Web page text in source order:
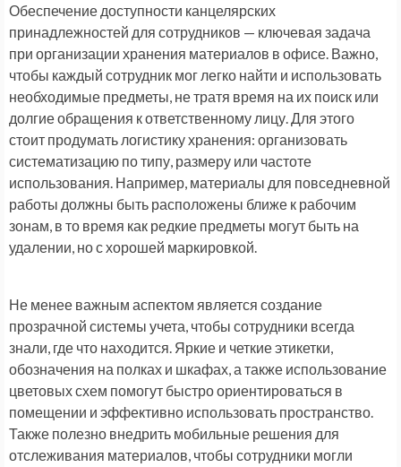
Обеспечение доступности канцелярских
принадлежностей для сотрудников — ключевая задача
при организации хранения материалов в офисе. Важно,
чтобы каждый сотрудник мог легко найти и использовать
необходимые предметы, не тратя время на их поиск или
долгие обращения к ответственному лицу. Для этого
стоит продумать логистику хранения: организовать
систематизацию по типу, размеру или частоте
использования. Например, материалы для повседневной
работы должны быть расположены ближе к рабочим
зонам, в то время как редкие предметы могут быть на
удалении, но с хорошей маркировкой.
Не менее важным аспектом является создание
прозрачной системы учета, чтобы сотрудники всегда
знали, где что находится. Яркие и четкие этикетки,
обозначения на полках и шкафах, а также использование
цветовых схем помогут быстро ориентироваться в
помещении и эффективно использовать пространство.
Также полезно внедрить мобильные решения для
отслеживания материалов, чтобы сотрудники могли